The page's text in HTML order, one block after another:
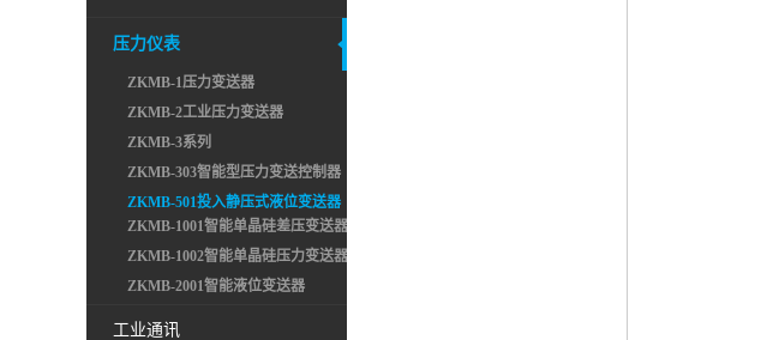
压力仪表
ZKMB-1压力变送器
ZKMB-2工业压力变送器
ZKMB-3系列
ZKMB-303智能型压力变送控制器
ZKMB-501投入静压式液位变送器
ZKMB-1001智能单晶硅差压变送器
ZKMB-1002智能单晶硅压力变送器
ZKMB-2001智能液位变送器
工业通讯